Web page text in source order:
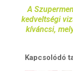
A
kedveltségi
kíváncsi,
Kapcsolódó